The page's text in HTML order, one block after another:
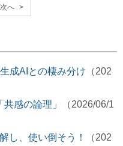
次へ >
成AIとの棲み分け （202
感の論理」
（2026/06/1
し、使い倒そう！
（202